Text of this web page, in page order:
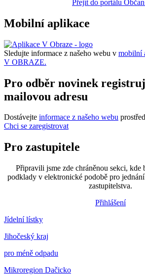
Přejít do portálu
Mobilní aplikace
Sledujte informace z našeho webu v mobilní
V OBRAZE.
Pro odběr novinek
mailovou adresu
Dostávejte informace z našeho webu
Chci se zaregistrovat
Pro zastupitele
Připravili jsme zde chráněnou sekci,
podklady v elektronické podobě pro
zastupitelstva.
Přihlášení
Jídelní lístky
Jihočeský kraj
pro méně odpadu
Mikroregion Dačicko